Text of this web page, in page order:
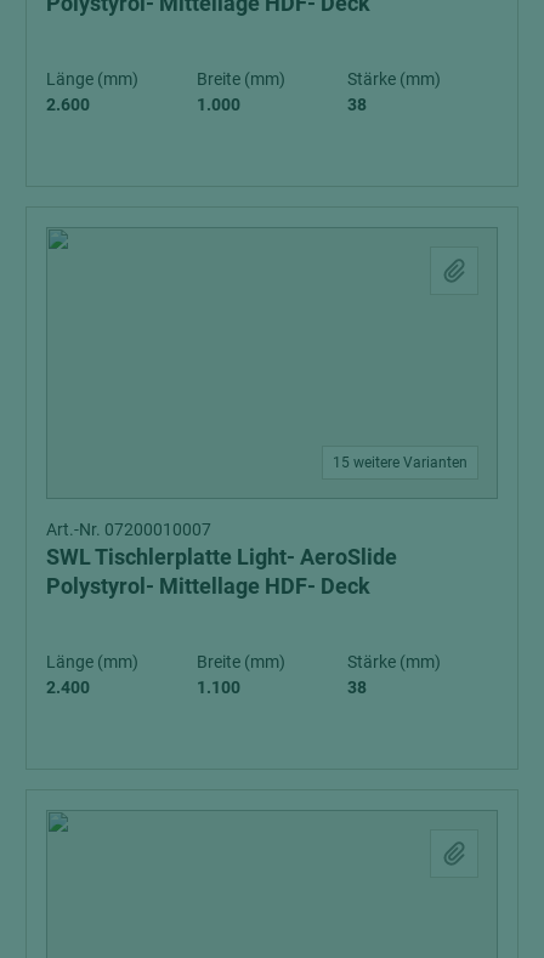
Länge (mm)
2.600
Breite (mm)
1.000
Stärke (mm)
38
15 weitere Varianten
Art.-Nr. 07200010007
SWL Tischlerplatte Light- AeroSlide
Polystyrol- Mittellage HDF- Deck
Länge (mm)
2.400
Breite (mm)
1.100
Stärke (mm)
38